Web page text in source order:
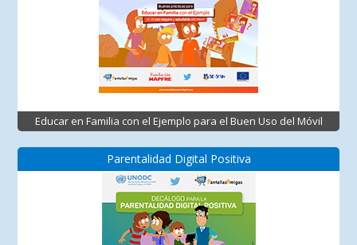
Educar en Familia con el Ejemplo para el Buen Uso del Móvil
Parentalidad Digital Positiva